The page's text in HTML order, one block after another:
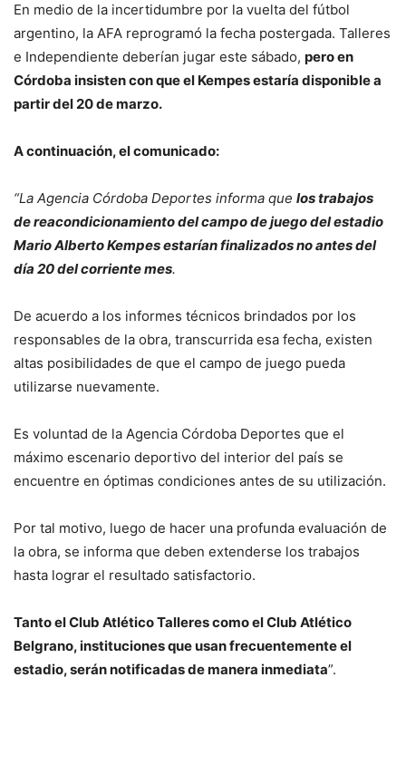
En medio de la incertidumbre por la vuelta del fútbol
argentino, la AFA reprogramó la fecha postergada. Talleres
e Independiente deberían jugar este sábado, pero en
Córdoba insisten con que el Kempes estaría disponible a
partir del 20 de marzo.
A continuación, el comunicado:
“La Agencia Córdoba Deportes informa que los trabajos
de reacondicionamiento del campo de juego del estadio
Mario Alberto Kempes estarían finalizados no antes del
día 20 del corriente mes.
De acuerdo a los informes técnicos brindados por los
responsables de la obra, transcurrida esa fecha, existen
altas posibilidades de que el campo de juego pueda
utilizarse nuevamente.
Es voluntad de la Agencia Córdoba Deportes que el
máximo escenario deportivo del interior del país se
encuentre en óptimas condiciones antes de su utilización.
Por tal motivo, luego de hacer una profunda evaluación de
la obra, se informa que deben extenderse los trabajos
hasta lograr el resultado satisfactorio.
Tanto el Club Atlético Talleres como el Club Atlético
Belgrano, instituciones que usan frecuentemente el
estadio, serán notificadas de manera inmediata”.